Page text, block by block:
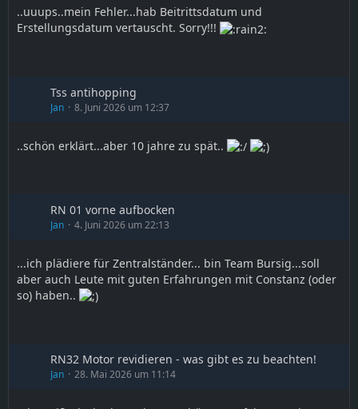
..uuups..mein Fehler...hab Beitrittsdatum und
Erstellungsdatum vertauscht. Sorry!!!
Tss antihopping
Jan 8. Juni 2026 um 12:37
..schön erklärt...aber 10 jahre zu spät..
RN 01 vorne aufbocken
Jan 4. Juni 2026 um 22:13
...ich plädiere für Zentralständer... bin Team Bursig...soll
aber auch Leute mit guten Erfahrungen mit Constanz (oder
so) haben..
RN32 Motor revidieren - was gibt es zu beachten!
Jan 28. Mai 2026 um 11:14